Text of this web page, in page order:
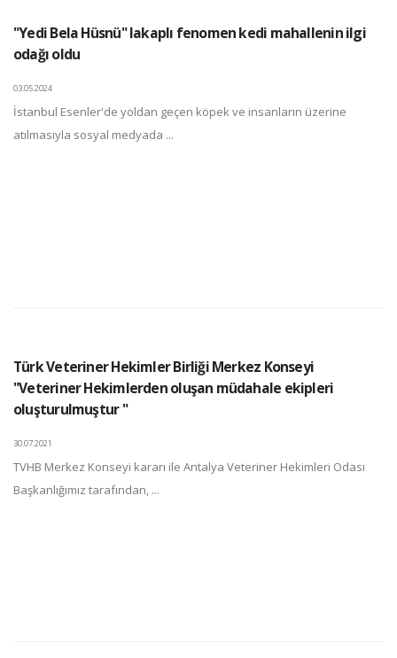
"Yedi Bela Hüsnü" lakaplı fenomen kedi mahallenin ilgi
odağı oldu
03.05.2024
İstanbul Esenler'de yoldan geçen köpek ve insanların üzerine
atılmasıyla sosyal medyada ...
Türk Veteriner Hekimler Birliği Merkez Konseyi
"Veteriner Hekimlerden oluşan müdahale ekipleri
oluşturulmuştur "
30.07.2021
TVHB Merkez Konseyi kararı ile Antalya Veteriner Hekimleri Odası
Başkanlığımız tarafından, ...